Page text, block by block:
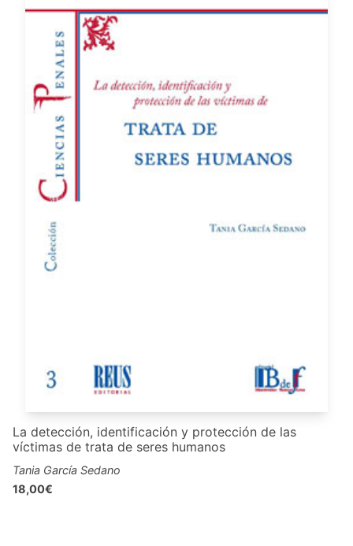
La detección, identificación y protección de las
víctimas de trata de seres humanos
Tania García Sedano
18,00€